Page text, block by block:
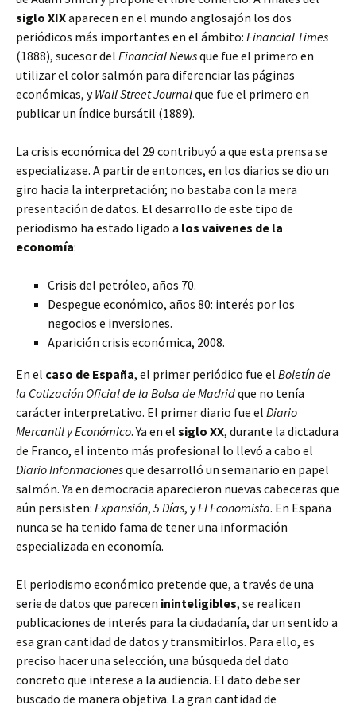
siglo XIXaparecen en el mundo anglosajón los dos
periódicos más importantes en el ámbito: Financial Times
(1888), sucesor del Financial Newsque fue el primero en
utilizar el color salmón para diferenciar las páginas
económicas, yWall Street Journalque fue el primero en
publicar un índice bursátil (1889).
La crisis económica del 29 contribuyó a que esta prensa se
especializase. A partir de entonces, en los diarios se dio un
giro hacia la interpretación; no bastaba con la mera
presentación de datos. El desarrollo de este tipo de
periodismo ha estado ligado a los vaivenes de la
economía:
Crisis del petróleo, años 70.
Despegue económico, años 80: interés por los
negocios e inversiones.
Aparición crisis económica, 2008.
En el caso de España, el primer periódico fue el Boletín de
la Cotización Oficial de la Bolsa de Madridque no tenía
carácter interpretativo. El primer diario fue el Diario
Mercantil y Económico. Ya en el siglo XX, durante la dictadura
de Franco, el intento más profesional lo llevó a cabo el
Diario Informacionesque desarrolló un semanario en papel
salmón. Ya en democracia aparecieron nuevas cabeceras que
aún persisten: Expansión, 5 Días, yEl Economista. En España
nunca se ha tenido fama de tener una información
especializada en economía.
El periodismo económico pretende que, a través de una
serie de datos que parecen ininteligibles, se realicen
publicaciones de interés para la ciudadanía, dar un sentido a
esa gran cantidad de datos y transmitirlos. Para ello, es
preciso hacer una selección, una búsqueda del dato
concreto que interese a la audiencia. El dato debe ser
buscado de manera objetiva. La gran cantidad de